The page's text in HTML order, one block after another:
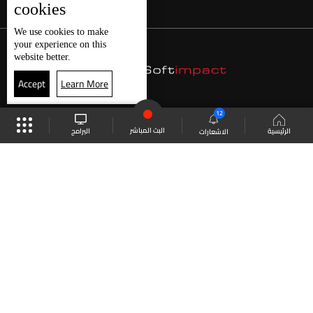
الرئيسية الاشعارات
12
البث المباشر البرامج
cookies
We use cookies to make
your experience on this
website better.
Accept Learn More
موقع البرامج الجدول البث المباشر